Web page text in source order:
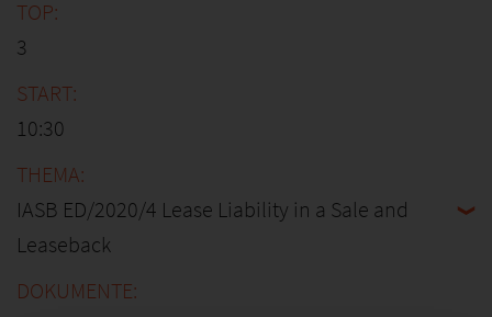
3
10:30
IASB ED/2020/4 Lease Liability in a Sale and
Leaseback